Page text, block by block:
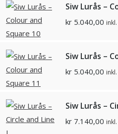
Siw Lurås –
kr 5.040,00
Siw Lurås –
kr 5.040,00
Siw Lurås –
kr 7.140,00